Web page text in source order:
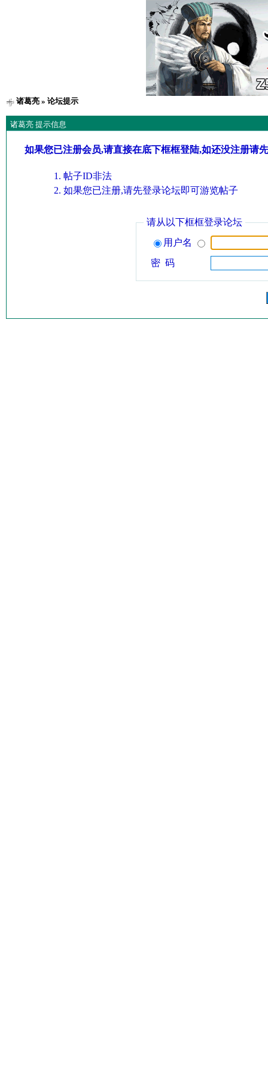
诸葛亮» 论坛提示
诸葛亮 提示信息
如果您已注册会员,请直接在底下框框登陆,如还没注册请
帖子ID非法
如果您已注册,请先登录论坛即可游览帖子
请从以下框框登录论坛
用户名
密 码